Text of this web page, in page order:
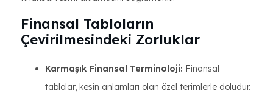
Finansal Tabloların
Çevirilmesindeki Zorluklar
Karmaşık Finansal Terminoloji: Finansal
tablolar, kesin anlamları olan özel terimlerle doludur.